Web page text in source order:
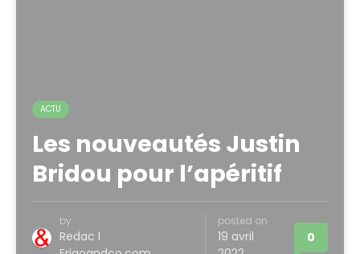
ACTU
Les nouveautés Justin
Bridou pour l’apéritif
by
Redac I
posted on
19 avril
0